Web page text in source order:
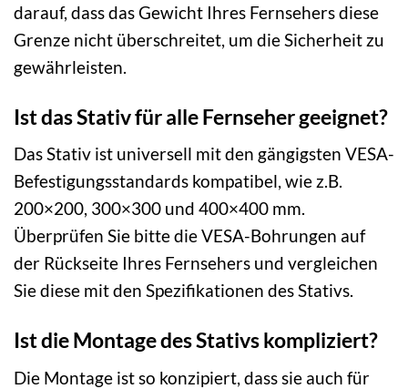
darauf, dass das Gewicht Ihres Fernsehers diese
Grenze nicht überschreitet, um die Sicherheit zu
gewährleisten.
Ist das Stativ für alle Fernseher geeignet?
Das Stativ ist universell mit den gängigsten VESA-
Befestigungsstandards kompatibel, wie z.B.
200×200, 300×300 und 400×400 mm.
Überprüfen Sie bitte die VESA-Bohrungen auf
der Rückseite Ihres Fernsehers und vergleichen
Sie diese mit den Spezifikationen des Stativs.
Ist die Montage des Stativs kompliziert?
Die Montage ist so konzipiert, dass sie auch für